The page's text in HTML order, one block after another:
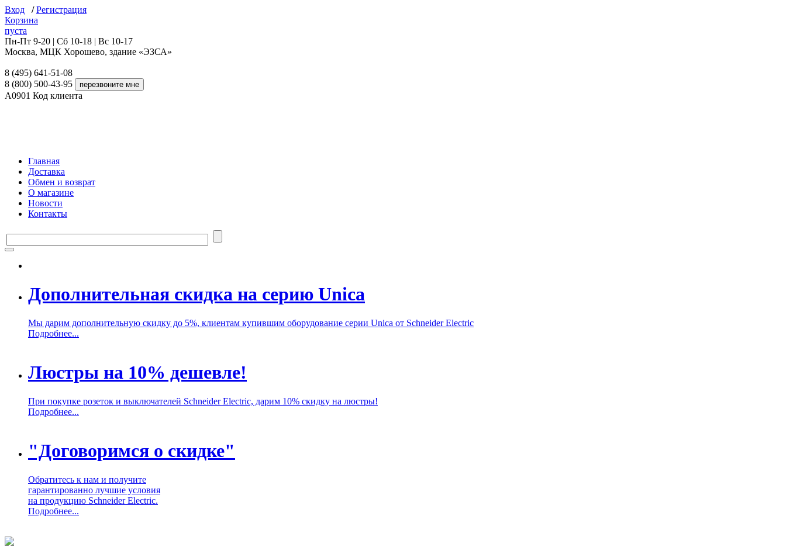
Вход / Регистрация
Корзина
пуста
Пн-Пт 9-20 | Сб 10-18 | Вс 10-17
Москва, МЦК Хорошево, здание «ЭЗСА»
8 (495) 641-51-08
8 (800) 500-43-95
A0901 Код клиента
Главная
Доставка
Обмен и возврат
О магазине
Новости
Контакты
Дополнительная скидка на серию Unica
Мы дарим дополнительную скидку до 5%, клиентам купившим оборудование серии Unica от Schneider Electric
Подробнее...
Люстры на 10% дешевле!
При покупке розеток и выключателей Schneider Electric, дарим 10% скидку на люстры!
Подробнее...
"Договоримся о скидке"
Обратитесь к нам и получите
гарантированно лучшие условия
на продукцию Schneider Electric.
Подробнее...